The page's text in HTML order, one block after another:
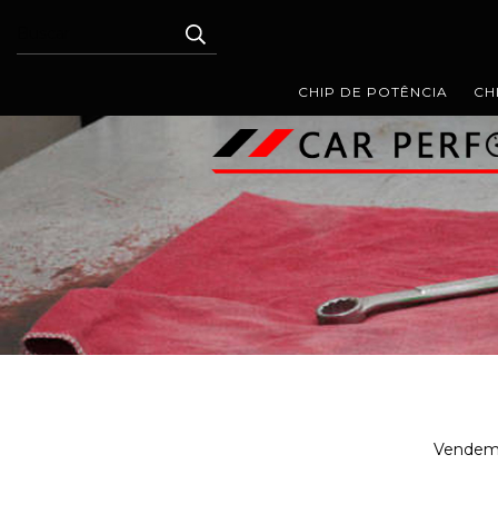
CHIP DE POTÊNCIA